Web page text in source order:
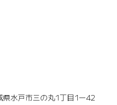
水戸市三の丸1丁目1ー42